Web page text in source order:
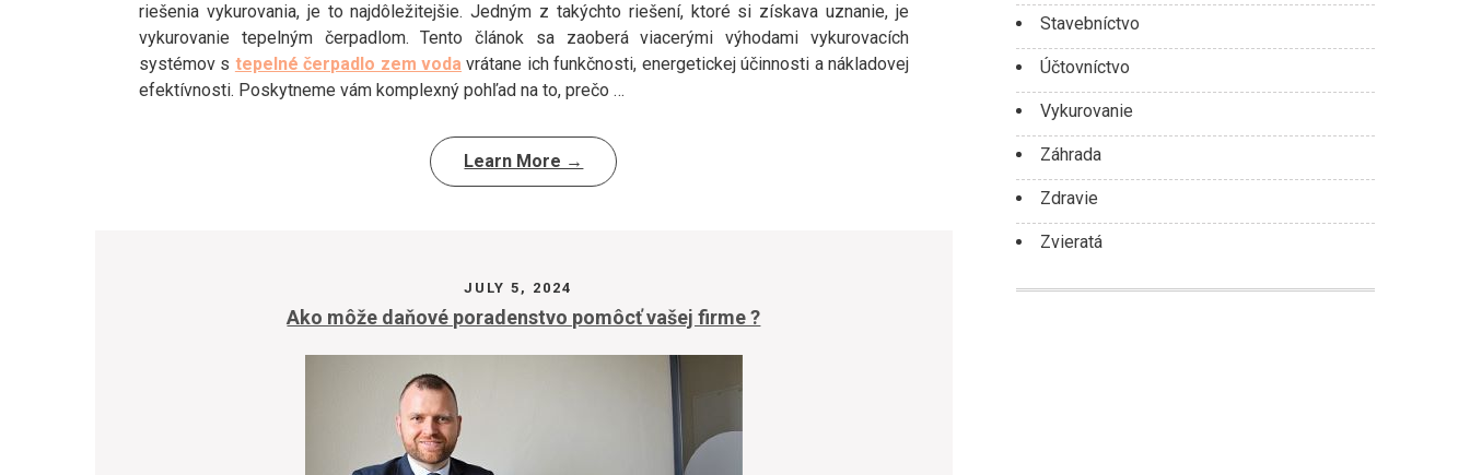
riešenia vykurovania, je to najdôležitejšie. Jedným z takýchto riešení, ktoré si získava uznanie, je
vykurovanie tepelným čerpadlom. Tento článok sa zaoberá viacerými výhodami vykurovacích
systémov s tepelné čerpadlo zem voda vrátane ich funkčnosti, energetickej účinnosti a nákladovej
efektívnosti. Poskytneme vám komplexný pohľad na to, prečo …
Learn More →
JULY 5, 2024
Ako môže daňové poradenstvo pomôcť vašej firme ?
Stavebníctvo
Účtovníctvo
Vykurovanie
Záhrada
Zdravie
Zvieratá